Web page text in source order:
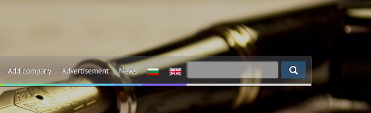
Add company Advertisement News